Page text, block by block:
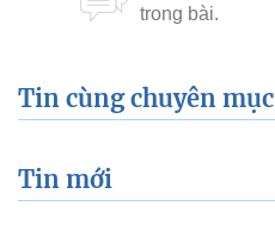
Tin cùng chuyên mục
Tin mới